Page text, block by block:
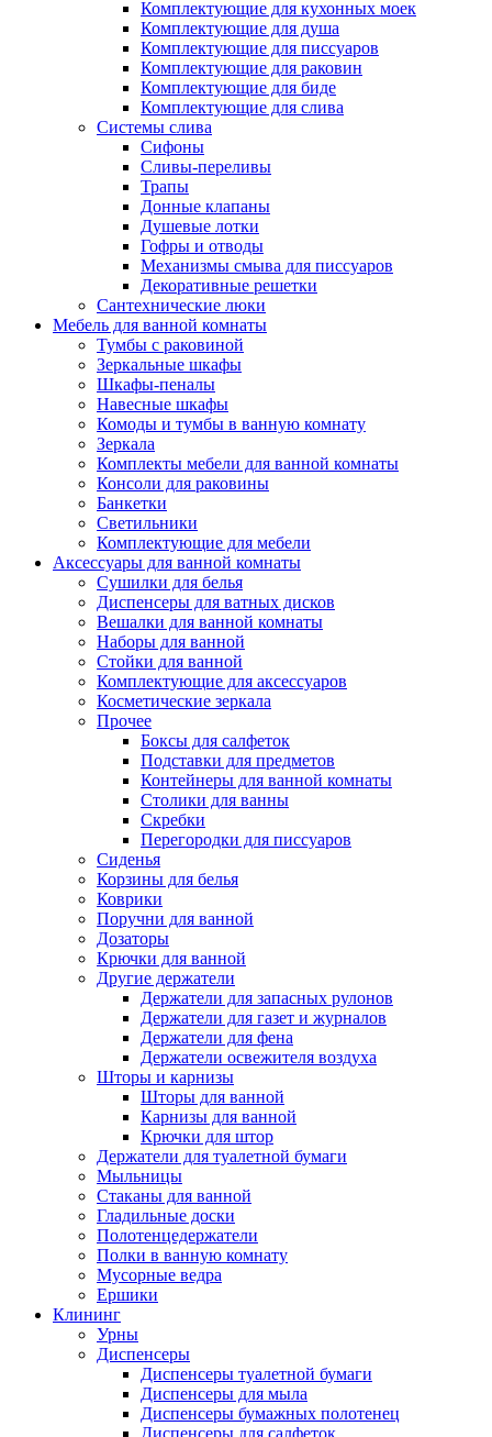
Комплектующие для кухонных моек
Комплектующие для душа
Комплектующие для писсуаров
Комплектующие для раковин
Комплектующие для биде
Комплектующие для слива
Системы слива
Сифоны
Сливы-переливы
Трапы
Донные клапаны
Душевые лотки
Гофры и отводы
Механизмы смыва для писсуаров
Декоративные решетки
Сантехнические люки
Мебель для ванной комнаты
Тумбы с раковиной
Зеркальные шкафы
Шкафы-пеналы
Навесные шкафы
Комоды и тумбы в ванную комнату
Зеркала
Комплекты мебели для ванной комнаты
Консоли для раковины
Банкетки
Светильники
Комплектующие для мебели
Аксессуары для ванной комнаты
Сушилки для белья
Диспенсеры для ватных дисков
Вешалки для ванной комнаты
Наборы для ванной
Стойки для ванной
Комплектующие для аксессуаров
Косметические зеркала
Прочее
Боксы для салфеток
Подставки для предметов
Контейнеры для ванной комнаты
Столики для ванны
Скребки
Перегородки для писсуаров
Сиденья
Корзины для белья
Коврики
Поручни для ванной
Дозаторы
Крючки для ванной
Другие держатели
Держатели для запасных рулонов
Держатели для газет и журналов
Держатели для фена
Держатели освежителя воздуха
Шторы и карнизы
Шторы для ванной
Карнизы для ванной
Крючки для штор
Держатели для туалетной бумаги
Мыльницы
Стаканы для ванной
Гладильные доски
Полотенцедержатели
Полки в ванную комнату
Мусорные ведра
Ершики
Клининг
Урны
Диспенсеры
Диспенсеры туалетной бумаги
Диспенсеры для мыла
Диспенсеры бумажных полотенец
Диспенсеры для салфеток